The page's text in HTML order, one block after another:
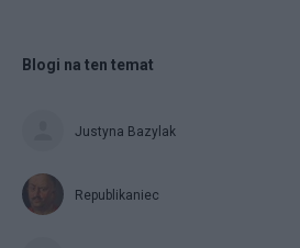
Blogi na ten temat
Justyna Bazylak
Republikaniec